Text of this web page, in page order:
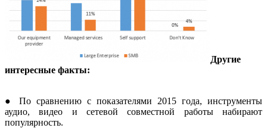
Другие
интересные факты:
● По сравнению с показателями 2015 года, инструменты
аудио, видео и сетевой совместной работы набирают
популярность.